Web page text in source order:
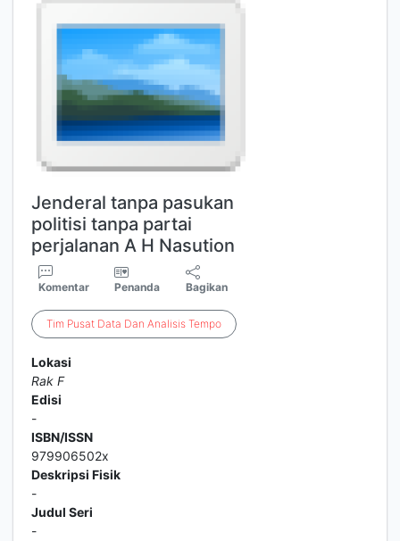
Jenderal tanpa pasukan
politisi tanpa partai
perjalanan A H Nasution
Komentar Penanda Bagikan
Tim Pusat Data Dan Analisis Tempo
Lokasi
Rak F
Edisi
-
ISBN/ISSN
979906502x
Deskripsi Fisik
-
Judul Seri
-